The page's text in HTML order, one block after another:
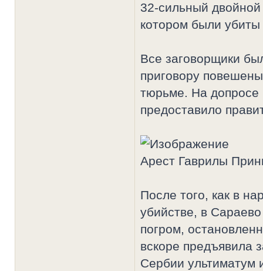
32-сильный
котором были убиты
Все заговорщики
приговору
тюрьме. На допросе
предоставило
Арест Гаврилы
После того, как в
убийстве, в
погром,
вскоре предъявила
Сербии ультиматум